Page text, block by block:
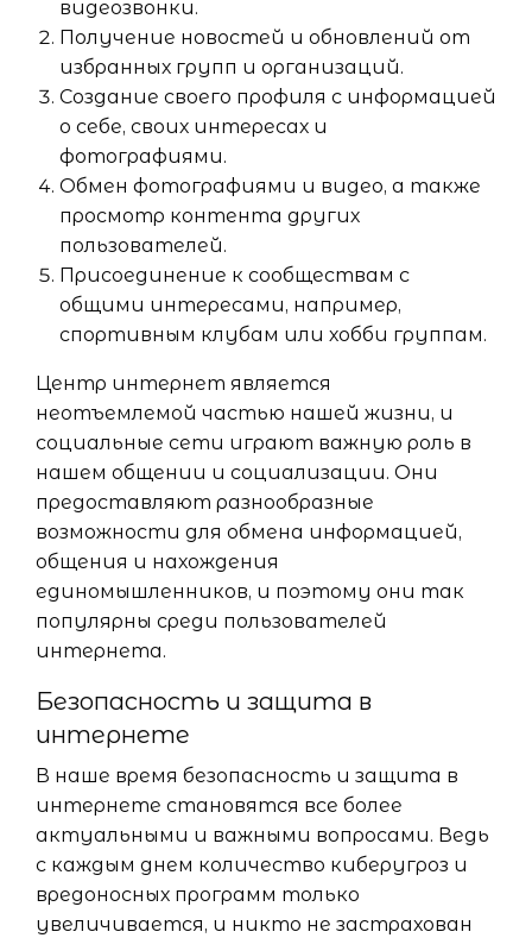
видеозвонки.
Получение новостей и обновлений от
избранных групп и организаций.
Создание своего профиля с информацией
о себе, своих интересах и
фотографиями.
Обмен фотографиями и видео, а также
просмотр контента других
пользователей.
Присоединение к сообществам с
общими интересами, например,
спортивным клубам или хобби группам.
Центр интернет является
неотъемлемой частью нашей жизни, и
социальные сети играют важную роль в
нашем общении и социализации. Они
предоставляют разнообразные
возможности для обмена информацией,
общения и нахождения
единомышленников, и поэтому они так
популярны среди пользователей
интернета.
Безопасность и защита в
интернете
В наше время безопасность и защита в
интернете становятся все более
актуальными и важными вопросами. Ведь
с каждым днем количество киберугроз и
вредоносных программ только
увеличивается, и никто не застрахован